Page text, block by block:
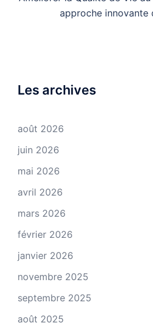
approche innovante
Les archives
août 2026
juin 2026
mai 2026
avril 2026
mars 2026
février 2026
janvier 2026
novembre 2025
septembre 2025
août 2025